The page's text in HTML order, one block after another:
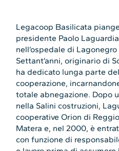
Legacoop Basilicata
presidente Paolo
nell’ospedale di
Settant’anni, originario di
ha dedicato lunga parte
cooperazione,
totale abnegazione. Dopo
nella Salini costruzioni,
cooperative Orion di
Matera e, nel 2000, è
con funzione di